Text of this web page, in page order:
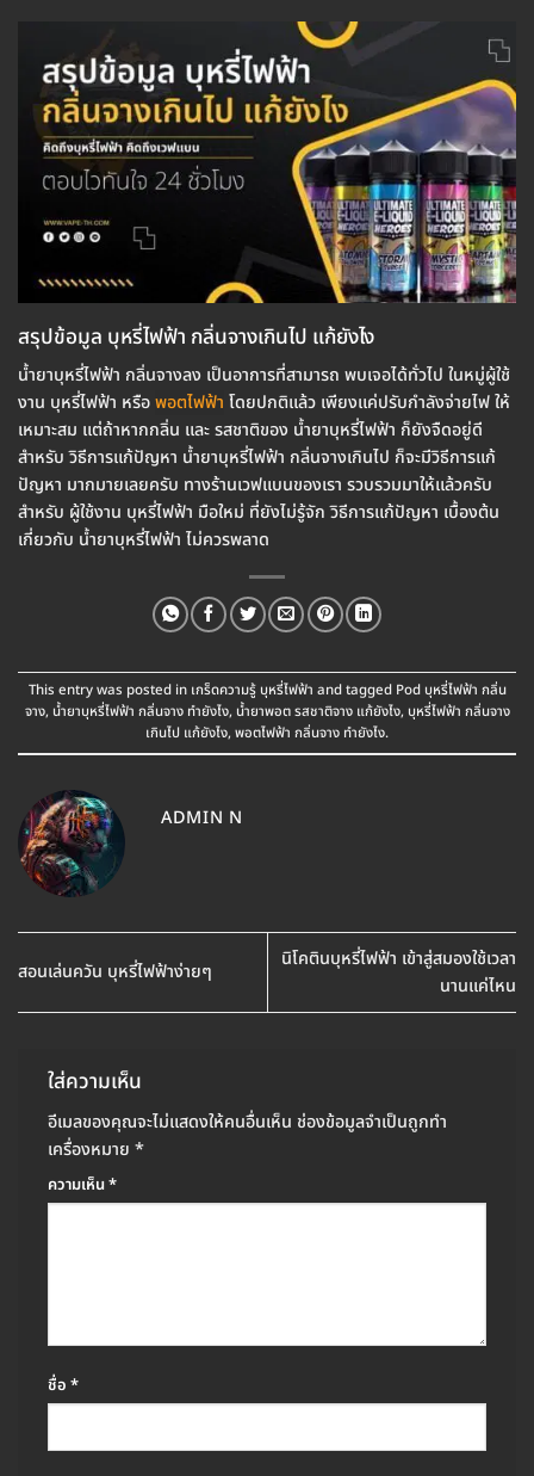
สรุปข้อมูล บุหรี่ไฟฟ้า กลิ่นจางเกินไป แก้ยังไง
น้ำยาบุหรี่ไฟฟ้า กลิ่นจางลง เป็นอาการที่สามารถ พบเจอได้ทั่วไป ในหมู่ผู้ใช้
งาน บุหรี่ไฟฟ้า หรือพอตไฟฟ้า โดยปกติแล้ว เพียงแค่ปรับกำลังจ่ายไฟ ให้
เหมาะสม แต่ถ้าหากกลิ่น และ รสชาติของ น้ำยาบุหรี่ไฟฟ้า ก็ยังจืดอยู่ดี
สำหรับ วิธีการแก้ปัญหา น้ำยาบุหรี่ไฟฟ้า กลิ่นจางเกินไป ก็จะมีวิธีการแก้
ปัญหา มากมายเลยครับ ทางร้านเวฟแบนของเรา รวบรวมมาให้แล้วครับ
สำหรับ ผู้ใช้งาน บุหรี่ไฟฟ้า มือใหม่ ที่ยังไม่รู้จัก วิธีการแก้ปัญหา เบื้องต้น
เกี่ยวกับ น้ำยาบุหรี่ไฟฟ้า ไม่ควรพลาด
This entry was posted in เกร็ดความรู้ บุหรี่ไฟฟ้า and tagged Pod บุหรี่ไฟฟ้า กลิ่น
จาง, น้ำยาบุหรี่ไฟฟ้า กลิ่นจาง ทำยังไง, น้ำยาพอต รสชาติจาง แก้ยังไง, บุหรี่ไฟฟ้า กลิ่นจาง
เกินไป แก้ยังไง, พอตไฟฟ้า กลิ่นจาง ทำยังไง.
ADMIN N
สอนเล่นควัน บุหรี่ไฟฟ้าง่ายๆ
นิโคตินบุหรี่ไฟฟ้า เข้าสู่สมองใช้เวลา
นานแค่ไหน
ใส่ความเห็น
อีเมลของคุณจะไม่แสดงให้คนอื่นเห็น ช่องข้อมูลจำเป็นถูกทำ
เครื่องหมาย *
ความเห็น*
ชื่อ *